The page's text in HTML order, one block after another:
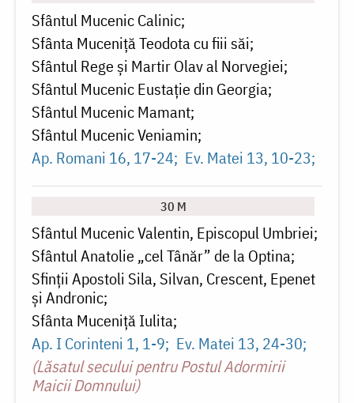
Sfântul Mucenic Calinic
Sfânta Muceniță Teodota cu fiii săi
Sfântul Rege și Martir Olav al Norvegiei
Sfântul Mucenic Eustație din Georgia
Sfântul Mucenic Mamant
Sfântul Mucenic Veniamin
Ap. Romani 16, 17-24 Ev. Matei 13, 10-23
30 M
Sfântul Mucenic Valentin, Episcopul Umbriei
Sfântul Anatolie „cel Tânăr” de la Optina
Sfinții Apostoli Sila, Silvan, Crescent, Epenet
și Andronic
Sfânta Muceniță Iulita
Ap. I Corinteni 1, 1-9 Ev. Matei 13, 24-30
(Lăsatul secului pentru Postul Adormirii
Maicii Domnului)